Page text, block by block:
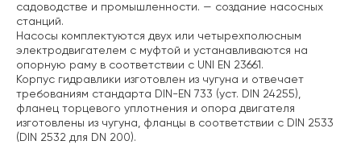
садоводстве и промышленности. — создание насосных
станций.
Насосы комплектуются двух или четырехполюсным
электродвигателем с муфтой и устанавливаются на
опорную раму в соответствии с UNI EN 23661.
Корпус гидравлики изготовлен из чугуна и отвечает
требованиям стандарта DIN-EN 733 (уст. DIN 24255),
фланец торцевого уплотнения и опора двигателя
изготовлены из чугуна, фланцы в соответствии с DIN 2533
(DIN 2532 для DN 200).